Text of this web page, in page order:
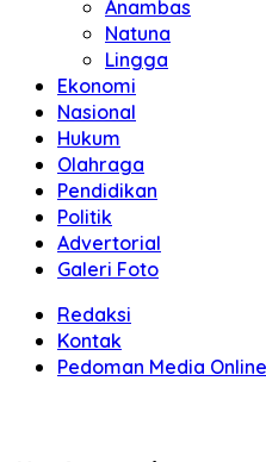
Anambas
Natuna
Lingga
Ekonomi
Nasional
Hukum
Olahraga
Pendidikan
Politik
Advertorial
Galeri Foto
Redaksi
Kontak
Pedoman Media Online